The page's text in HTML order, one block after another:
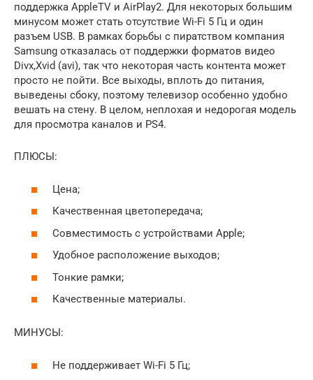
поддержка AppleTV и AirPlay2. Для некоторых большим
минусом может стать отсутствие Wi-Fi 5 Гц и один
разъем USB. В рамках борьбы с пиратством компания
Samsung отказалась от поддержки форматов видео
Divx,Xvid (avi), так что некоторая часть контента может
просто не пойти. Все выходы, вплоть до питания,
выведены сбоку, поэтому телевизор особенно удобно
вешать на стену. В целом, неплохая и недорогая модель
для просмотра каналов и PS4.
ПЛЮСЫ:
Цена;
Качественная цветопередача;
Совместимость с устройствами Apple;
Удобное расположение выходов;
Тонкие рамки;
Качественные материалы.
МИНУСЫ:
Не поддерживает Wi-Fi 5 Гц;